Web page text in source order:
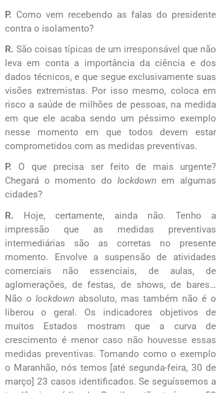
P. Como vem recebendo as falas do presidente
contra o isolamento?
R. São coisas típicas de um irresponsável que não
leva em conta a importância da ciência e dos
dados técnicos, e que segue exclusivamente suas
visões extremistas. Por isso mesmo, coloca em
risco a saúde de milhões de pessoas, na medida
em que ele acaba sendo um péssimo exemplo
nesse momento em que todos devem estar
comprometidos com as medidas preventivas.
P. O que precisa ser feito de mais urgente?
Chegará o momento do lockdown em algumas
cidades?
R. Hoje, certamente, ainda não. Tenho a
impressão que as medidas preventivas
intermediárias são as corretas no presente
momento. Envolve a suspensão de atividades
comerciais não essenciais, de aulas, de
aglomerações, de festas, de shows, de bares…
Não o lockdown absoluto, mas também não é o
liberou o geral. Os indicadores objetivos de
muitos Estados mostram que a curva de
crescimento é menor caso não houvesse essas
medidas preventivas. Tomando como o exemplo
o Maranhão, nós temos [até segunda-feira, 30 de
março] 23 casos identificados. Se seguíssemos a